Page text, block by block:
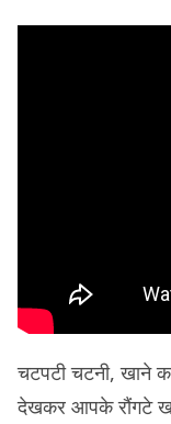
चटपटी चटनी, खाने
देखकर आपके रौंगटे